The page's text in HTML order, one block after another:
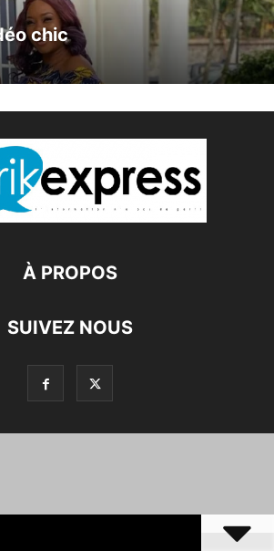
chic
À PROPOS
SUIVEZ NOUS